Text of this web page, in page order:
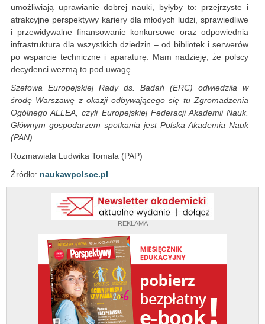
REKLAMA
umożliwiają uprawianie dobrej nauki, byłyby to: przejrzyste i
atrakcyjne perspektywy kariery dla młodych ludzi, sprawiedliwe
i przewidywalne finansowanie konkursowe oraz odpowiednia
infrastruktura dla wszystkich dziedzin – od bibliotek i serwerów
po wsparcie techniczne i aparaturę. Mam nadzieję, że polscy
decydenci wezmą to pod uwagę.
Szefowa Europejskiej Rady ds. Badań (ERC) odwiedziła w
środę Warszawę z okazji odbywającego się tu Zgromadzenia
Ogólnego ALLEA, czyli Europejskiej Federacji Akademii Nauk.
Głównym gospodarzem spotkania jest Polska Akademia Nauk
(PAN).
Rozmawiała Ludwika Tomala (PAP)
Źródło: naukawpolsce.pl